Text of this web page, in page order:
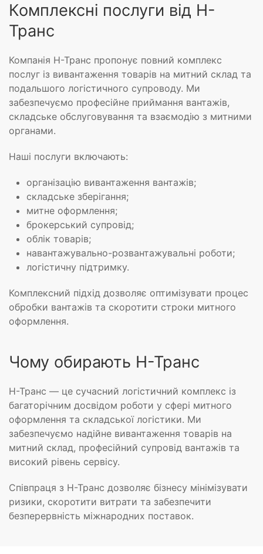
Комплексні послуги від Н-
Транс
Компанія Н-Транс пропонує повний комплекс
послуг із вивантаження товарів на митний склад та
подальшого логістичного супроводу. Ми
забезпечуємо професійне приймання вантажів,
складське обслуговування та взаємодію з митними
органами.
Наші послуги включають:
організацію вивантаження вантажів;
складське зберігання;
митне оформлення;
брокерський супровід;
облік товарів;
навантажувально-розвантажувальні роботи;
логістичну підтримку.
Комплексний підхід дозволяє оптимізувати процес
обробки вантажів та скоротити строки митного
оформлення.
Чому обирають Н-Транс
Н-Транс — це сучасний логістичний комплекс із
багаторічним досвідом роботи у сфері митного
оформлення та складської логістики. Ми
забезпечуємо надійне вивантаження товарів на
митний склад, професійний супровід вантажів та
високий рівень сервісу.
Співпраця з Н-Транс дозволяє бізнесу мінімізувати
ризики, скоротити витрати та забезпечити
безперервність міжнародних поставок.